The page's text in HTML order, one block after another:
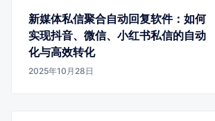
新媒体私信聚合自动回复软件：如何
实现抖音、微信、小红书私信的自动
化与高效转化
2025年10月28日